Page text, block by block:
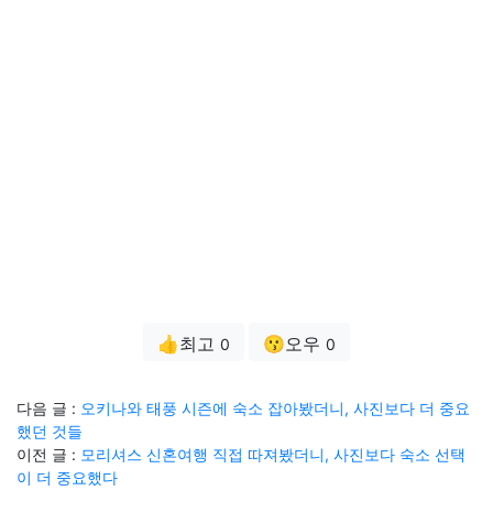
👍최고 0 😗오우 0
다음 글 : 오키나와 태풍 시즌에 숙소 잡아봤더니, 사진보다 더 중요
했던 것들
이전 글 : 모리셔스 신혼여행 직접 따져봤더니, 사진보다 숙소 선택
이 더 중요했다